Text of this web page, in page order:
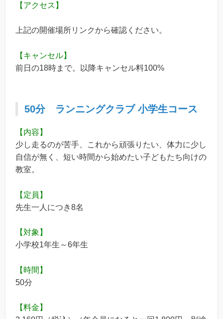
【アクセス】
上記の開催場所リンクから確認ください。
【キャンセル】
前日の18時まで。以降キャンセル料100%
50分ランニングクラブ 小学生コース
【内容】
少し走るのが苦手、これから頑張りたい、体力に少し
自信が無く、短い時間から始めたい子どもたち向けの
教室。
【定員】
先生一人につき8名
【対象】
小学校1年生～6年生
【時間】
50分
【料金】